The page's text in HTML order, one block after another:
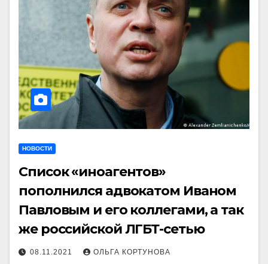
НОВОСТИ
Список «иноагентов»
пополнился адвокатом Иваном
Павловым и его коллегами, а так
же российской ЛГБТ-сетью
08.11.2021 ОЛЬГА КОРТУНОВА